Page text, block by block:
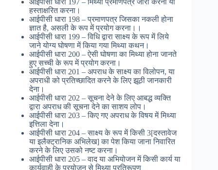
हस्ताक्षरित करना।
आईपीसी धारा 198 – प्रमाणपत्र जिसका नकली होना
ज्ञात है, असली के रूप में प्रयोग करना।।
आईपीसी धारा 199 – विधि द्वारा साक्ष्य के रूप में लिये
जाने योग्य घोषणा में किया गया मिथ्या कथन।
आईपीसी धारा 200 – ऐसी घोषणा का मिथ्या होना जानते
हुए सच्ची के रूप में प्रयोग करना।
आईपीसी धारा 201 – अपराध के साक्ष्य का विलोपन, या
अपराधी को प्रतिच्छादित करने के लिए झूठी जानकारी
देना।
आईपीसी धारा 202 – सूचना देने के लिए आबद्ध व्यक्ति
द्वारा अपराध की सूचना देने का साशय लोप।
आईपीसी धारा 203 – किए गए अपराध के विषय में मिथ्या
इत्तिला देना।
आईपीसी धारा 204 – साक्ष्य के रूप में किसी 3[दस्तावेज
या इलैक्ट्रानिक अभिलेख] का पेश किया जाना निवारित
करने के लिए उसको नष्ट करना।
आईपीसी धारा 205 – वाद या अभियोजन में किसी कार्य या
कार्यवाही के प्रयोजन से मिथ्या प्रतिरूपण